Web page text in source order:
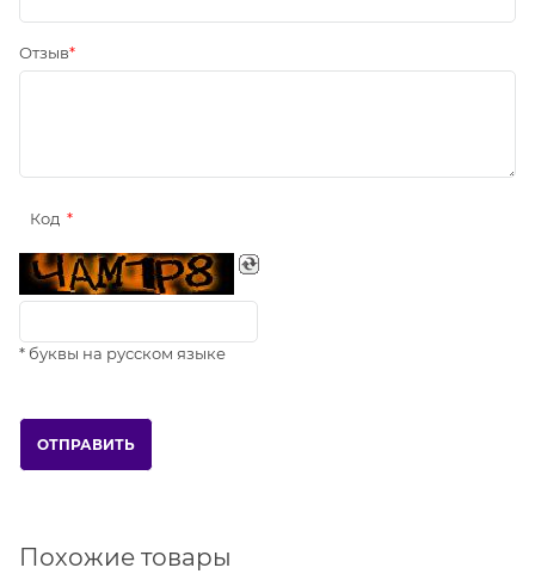
Отзыв
Код
* буквы на русском языке
Похожие товары